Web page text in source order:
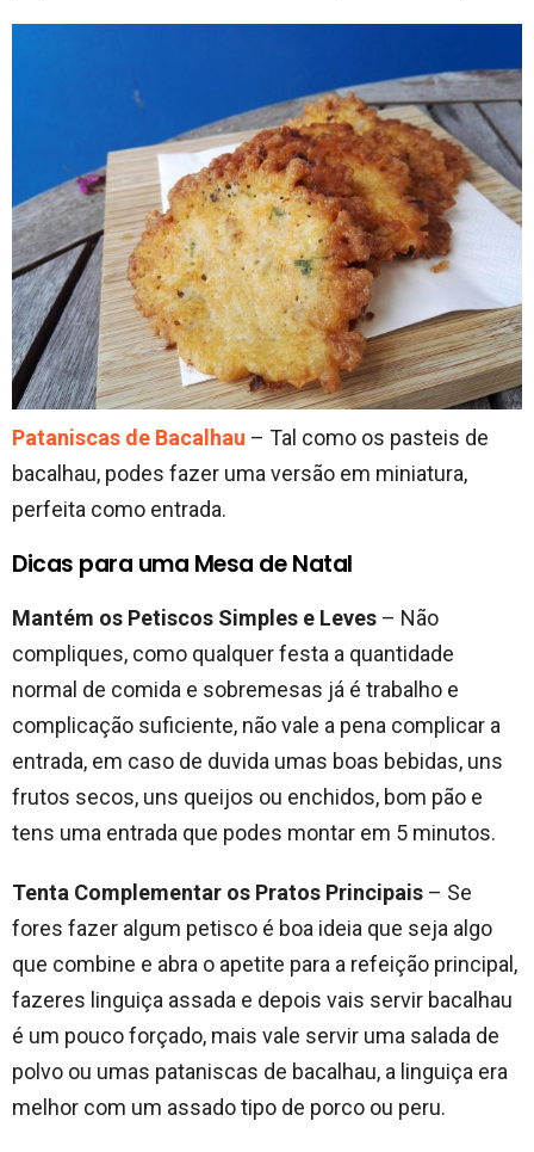
Pataniscas de Bacalhau – Tal como os pasteis de
bacalhau, podes fazer uma versão em miniatura,
perfeita como entrada.
Dicas para uma Mesa de Natal
Mantém os Petiscos Simples e Leves – Não
compliques, como qualquer festa a quantidade
normal de comida e sobremesas já é trabalho e
complicação suficiente, não vale a pena complicar a
entrada, em caso de duvida umas boas bebidas, uns
frutos secos, uns queijos ou enchidos, bom pão e
tens uma entrada que podes montar em 5 minutos.
Tenta Complementar os Pratos Principais – Se
fores fazer algum petisco é boa ideia que seja algo
que combine e abra o apetite para a refeição principal,
fazeres linguiça assada e depois vais servir bacalhau
é um pouco forçado, mais vale servir uma salada de
polvo ou umas pataniscas de bacalhau, a linguiça era
melhor com um assado tipo de porco ou peru.